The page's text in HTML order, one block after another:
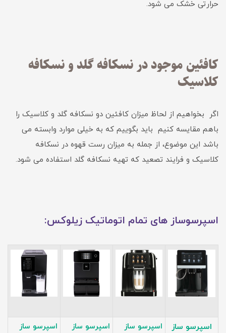
حرارتی خشک می شود.
کافئین موجود در نسکافه گلد و نسکافه
کلاسیک
اگر بخواهیم از لحاظ میزان کافئین دو نسکافه گلد و کلاسیک را
باهم مقایسه کنیم باید بگوییم که به خیلی موارد وابسته می
باشد این موضوع، از جمله به میزان رست قهوه در نسکافه
کلاسیک و فرایند تصعید که تهیه نسکافه گلد استفاده می شود.
اسپرسوساز های تمام اتوماتیک زیلوکس:
اسپرسو ساز
اسپرسو ساز
اسپرسو ساز
اسپرسو ساز